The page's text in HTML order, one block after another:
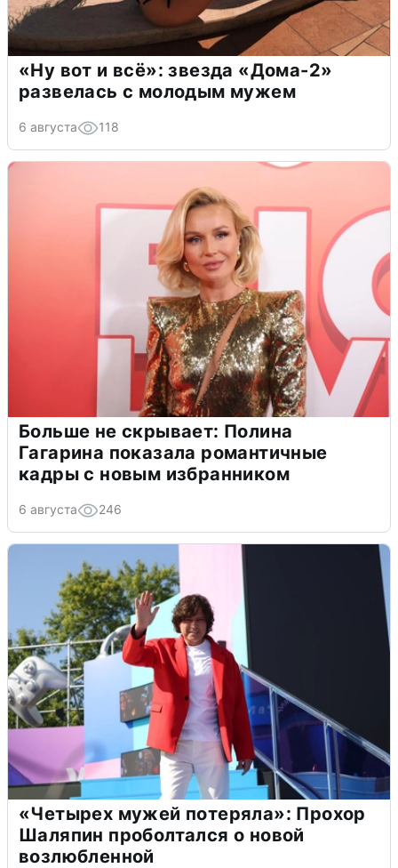
«Ну вот и всё»: звезда «Дома-2»
развелась с молодым мужем
6 августа 118
Больше не скрывает: Полина
Гагарина показала романтичные
кадры с новым избранником
6 августа 246
«Четырех мужей потеряла»: Прохор
Шаляпин проболтался о новой
возлюбленной